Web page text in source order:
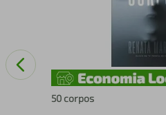
50 corpos